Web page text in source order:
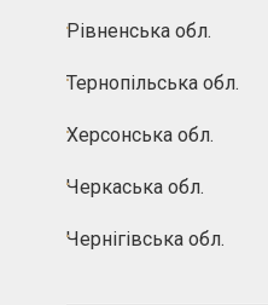
Рівненська обл.
Тернопільська обл.
Херсонська обл.
Черкаська обл.
Чернігівська обл.